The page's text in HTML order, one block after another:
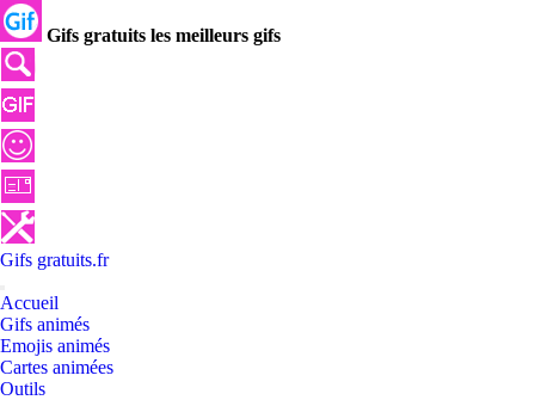
Gifs gratuits les meilleurs gifs
Gifs gratuits.fr
Accueil
Gifs animés
Emojis animés
Cartes animées
Outils